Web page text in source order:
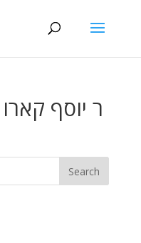
23. ר יוסף